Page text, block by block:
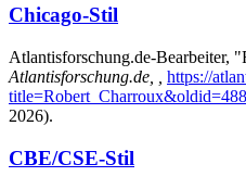
Chicago-Stil
Atlantisforschung.de-Bearbeiter,
Atlantisforschung.de, ,
https://
2026).
CBE/CSE-Stil